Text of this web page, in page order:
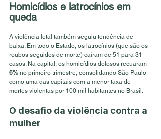
Homicídios e latrocínios em
queda
A violência letal também seguiu tendência de
baixa. Em todo o Estado, os latrocínios (que são os
roubos seguidos de morte) caíram de 51 para 31
casos. Na capital, os homicídios dolosos recuaram
6% no primeiro trimestre, consolidando São Paulo
como uma das capitais com a menor taxa de
mortes violentas por 100 mil habitantes no Brasil.
O desafio da violência contra a
mulher